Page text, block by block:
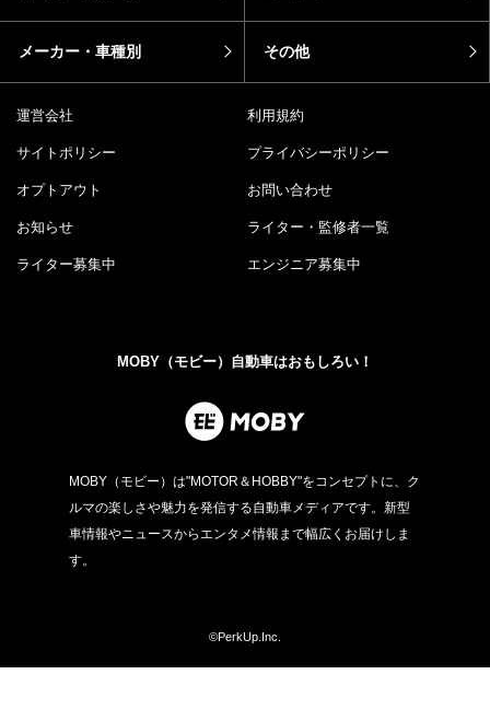
メーカー・車種別 その他
運営会社 利用規約
サイトポリシー プライバシーポリシー
オプトアウト お問い合わせ
お知らせ ライター・監修者一覧
ライター募集中 エンジニア募集中
MOBY（モビー）自動車はおもしろい！
MOBY（モビー）は"MOTOR＆HOBBY"をコンセプトに、ク
ルマの楽しさや魅力を発信する自動車メディアです。新型
車情報やニュースからエンタメ情報まで幅広くお届けしま
す。
©PerkUp.Inc.